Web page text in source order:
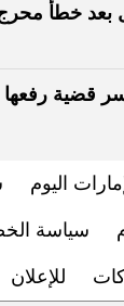
بعد خطأ
قضية
اليوم
سياسة
للإعلان